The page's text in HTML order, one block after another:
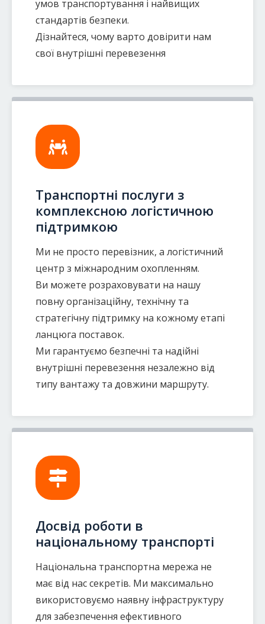
умов транспортування і найвищих
стандартів безпеки.
Дізнайтеся, чому варто довірити нам
свої внутрішні перевезення
Транспортні послуги з
комплексною логістичною
підтримкою
Ми не просто перевізник, а логістичний
центр з міжнародним охопленням.
Ви можете розраховувати на нашу
повну організаційну, технічну та
стратегічну підтримку на кожному етапі
ланцюга поставок.
Ми гарантуємо безпечні та надійні
внутрішні перевезення незалежно від
типу вантажу та довжини маршруту.
Досвід роботи в
національному транспорті
Національна транспортна мережа не
має від нас секретів. Ми максимально
використовуємо наявну інфраструктуру
для забезпечення ефективного